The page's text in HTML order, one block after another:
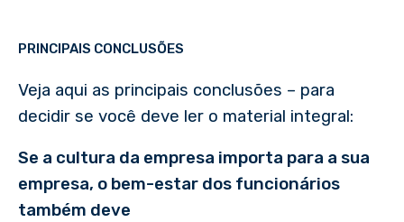
PRINCIPAIS CONCLUSÕES
Veja aqui as principais conclusões – para
decidir se você deve ler o material integral:
Se a cultura da empresa importa para a sua
empresa, o bem-estar dos funcionários
também deve